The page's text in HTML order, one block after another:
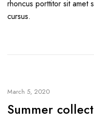
rhoncus porttitor sit amet
cursus.
March 5, 2020
Summer